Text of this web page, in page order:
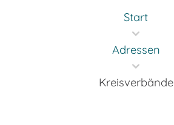
Start
Adressen
Kreisverbände